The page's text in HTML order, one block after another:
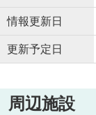
情報更新日
更新予定日
周辺施設